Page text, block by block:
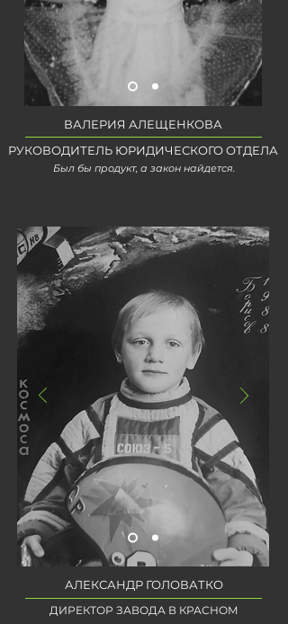
ВАЛЕРИЯ АЛЕЩЕНКОВА
РУКОВОДИТЕЛЬ ЮРИДИЧЕСКОГО ОТДЕЛА
Был бы продукт, а закон найдется.
АЛЕКСАНДР ГОЛОВАТКО
ДИРЕКТОР ЗАВОДА В КРАСНОМ